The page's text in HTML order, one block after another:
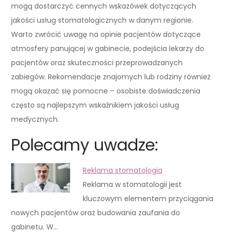
mogą dostarczyć cennych wskazówek dotyczących
jakości usług stomatologicznych w danym regionie.
Warto zwrócić uwagę na opinie pacjentów dotyczące
atmosfery panującej w gabinecie, podejścia lekarzy do
pacjentów oraz skuteczności przeprowadzanych
zabiegów. Rekomendacje znajomych lub rodziny również
mogą okazać się pomocne – osobiste doświadczenia
często są najlepszym wskaźnikiem jakości usług
medycznych.
Polecamy uwadze:
Reklama stomatologia
Reklama w stomatologii jest
kluczowym elementem przyciągania
nowych pacjentów oraz budowania zaufania do
gabinetu. W…